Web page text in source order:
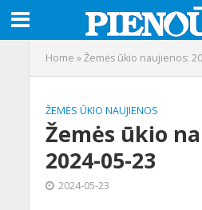
Home »Žemės ūkio naujienos:
ŽEMĖS ŪKIO NAUJIENOS
Žemės ūkio
2024-05-23
2024-05-23